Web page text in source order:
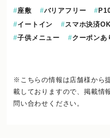
座敷 バリアフリー
イートイン
スマホ決済OK
子供メニュー
クーポンあ
※こちらの情報は店舗様から
載しておりますので、掲載情
問い合わせください。